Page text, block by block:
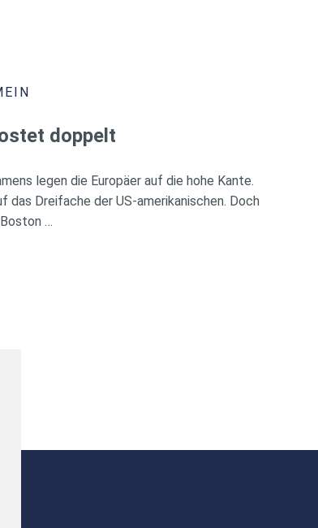
doppelt
legen die Europäer auf die hohe Kante.
Dreifache der US-amerikanischen. Doch
…